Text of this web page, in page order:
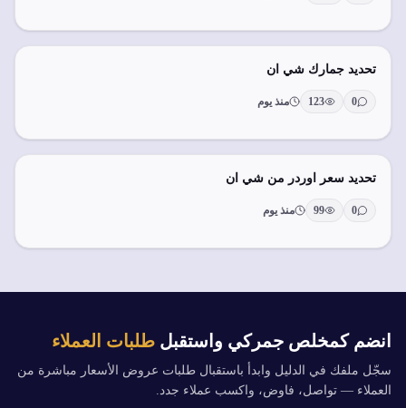
تحديد جمارك شي ان
0
123 منذ يوم
تحديد سعر اوردر من شي ان
0
99 منذ يوم
انضم كمخلص جمركي واستقبل طلبات العملاء
سجّل ملفك في الدليل وابدأ باستقبال طلبات عروض الأسعار مباشرة من
العملاء — تواصل، فاوض، واكسب عملاء جدد.